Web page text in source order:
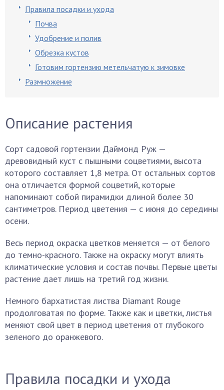
Правила посадки и ухода
Почва
Удобрение и полив
Обрезка кустов
Готовим гортензию метельчатую к зимовке
Размножение
Описание растения
Сорт садовой гортензии Даймонд Руж —
древовидный куст с пышными соцветиями, высота
которого составляет 1,8 метра. От остальных сортов
она отличается формой соцветий, которые
напоминают собой пирамидки длиной более 30
сантиметров. Период цветения — с июня до середины
осени.
Весь период окраска цветков меняется — от белого
до темно-красного. Также на окраску могут влиять
климатические условия и состав почвы. Первые цветы
растение дает лишь на третий год жизни.
Немного бархатистая листва Diamant Rouge
продолговатая по форме. Также как и цветки, листья
меняют свой цвет в период цветения от глубокого
зеленого до оранжевого.
Правила посадки и ухода